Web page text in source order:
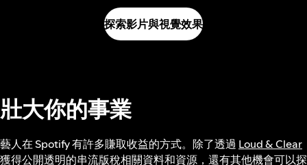
探索影片與視覺效果
壯大你的事業
藝人在 Spotify 有許多賺取收益的方式。除了透過 Loud & Clear
獲得公開透明的串流版稅相關資料和資源，還有其他機會可以探